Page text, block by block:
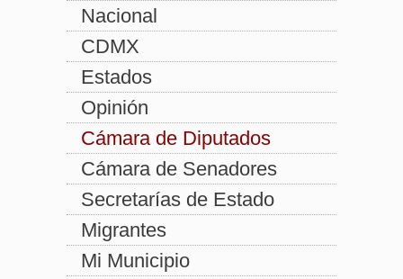
Nacional
CDMX
Estados
Opinión
Cámara de Diputados
Cámara de Senadores
Secretarías de Estado
Migrantes
Mi Municipio